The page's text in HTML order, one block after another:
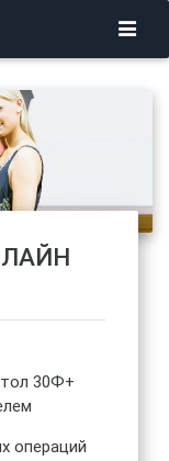
30Ф+
операций